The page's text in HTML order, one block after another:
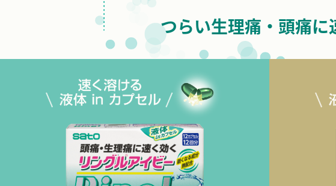
つらい生理痛・頭痛に